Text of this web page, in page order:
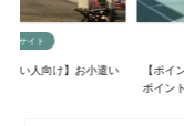
トサイト
しい人向け】お小遣い
【ポイ
ポイン